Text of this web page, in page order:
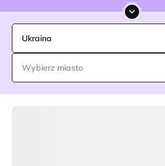
Ukraina
Wybierz miasto